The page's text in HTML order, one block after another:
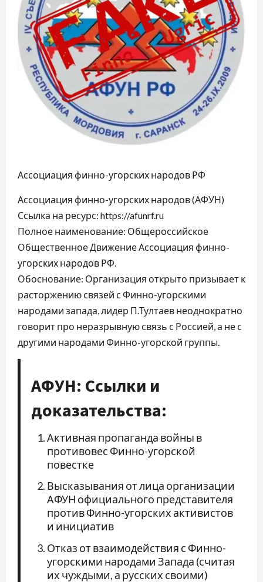
Ассоциация финно-угорских народов РФ
Ассоциация финно-угорских народов (АФУН)
Ссылка на ресурс: https://afunrf.ru
Полное наименование: Общероссийское
Общественное Движение Ассоциация финно-
угорских народов РФ.
Обоснование: Организация открыто призывает к
расторжению связей с Финно-угорскими
народами запада, лидер П.Тултаев неоднократно
говорит про неразрывную связь с Россией, а не с
другими народами Финно-угорской группы.
АФУН: Ссылки и
доказательства:
Активная пропаганда войны в
противовес Финно-угорской
повестке
Высказывания от лица организации
АФУН официального представителя
против Финно-угорских активистов
и инициатив
Отказ от взаимодействия с Финно-
угорскими народами Запада (считая
их чуждыми, а русских своими)